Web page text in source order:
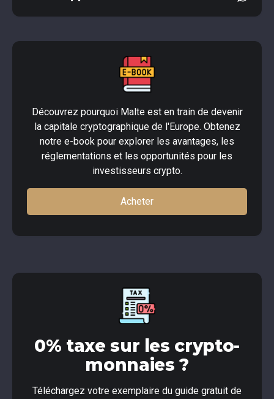
Découvrez pourquoi Malte est en train de devenir
la capitale cryptographique de l'Europe. Obtenez
notre e-book pour explorer les avantages, les
réglementations et les opportunités pour les
investisseurs crypto.
Acheter
0% taxe sur les crypto-
monnaies ?
Téléchargez votre exemplaire du guide gratuit de